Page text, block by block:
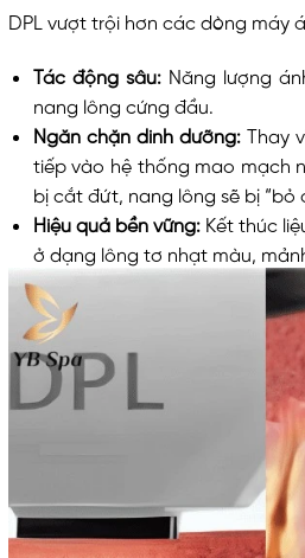
DPL vượt trội hơn các dòng máy
Tác động sâu: Năng lượng
nang lông cứng đầu.
Ngăn chặn dinh dưỡng:Thay
tiếp vào hệ thống mao mạch
bị cắt đứt, nang lông sẽ bị “bỏ
Hiệu quả bền vững:Kết thúc
ở dạng lông tơ nhạt màu,